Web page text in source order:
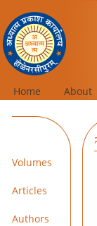
Home About
Volumes
Articles
Authors